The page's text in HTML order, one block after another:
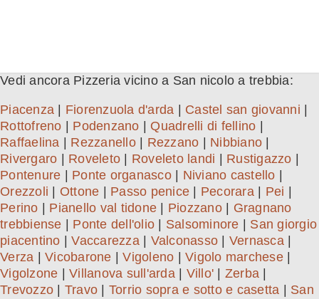
Vedi ancora Pizzeria vicino a San nicolo a trebbia:
Piacenza Fiorenzuola d'arda Castel san giovanni
Rottofreno
Podenzano Quadrelli di fellino
Raffaelina
Rezzanello| Rezzano Nibbiano
Rivergaro
Roveleto Roveleto landi Rustigazzo
Pontenure
Ponte organasco| Niviano castello
Orezzoli
Ottone Passo penice Pecorara| Pei
Perino
Pianello val tidone Piozzano| Gragnano
trebbiense
Ponte dell'olio Salsominore
San giorgio
piacentino |Vaccarezza| Valconasso Vernasca|
Verza
Vicobarone |Vigoleno Vigolo marchese|
Vigolzone
Villanova sull'arda| Villo' Zerba
Trevozzo
Travo Torrio sopra e sotto e casetta
San